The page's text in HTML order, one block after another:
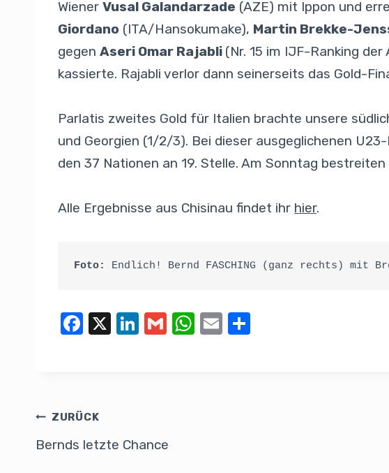
Wiener Vusal Galandarzade (AZE) mit Ippon und
Giordano (ITA/Hansokumake), Martin Brekke-
gegen Aseri Omar Rajabli (Nr. 15 im IJF-Ranking
kassierte. Rajabli verlor dann seinerseits das Gold-
Parlatis zweites Gold für Italien brachte unsere
und Georgien (1/2/3). Bei dieser ausgeglichenen
den 37 Nationen an 19. Stelle. Am Sonntag
Alle Ergebnisse aus Chisinau findet ihr hier.
Foto: Endlich! Bernd FASCHING (ganz rechts) mit
F
b
o
o
X
Li
n
G
W
E
ZURÜCK
Bernds letzte Chance